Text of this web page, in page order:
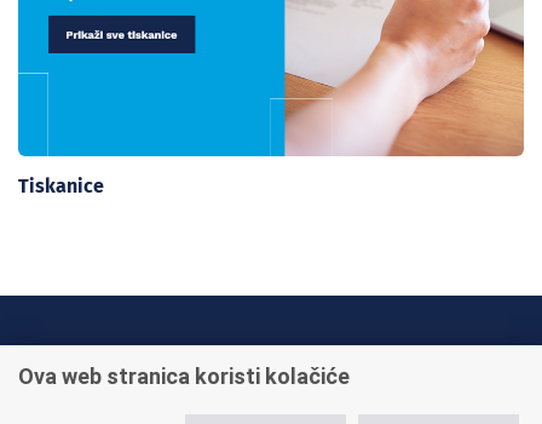
Tiskanice
+385 1 45 95 011
Ova web stranica koristi kolačiće